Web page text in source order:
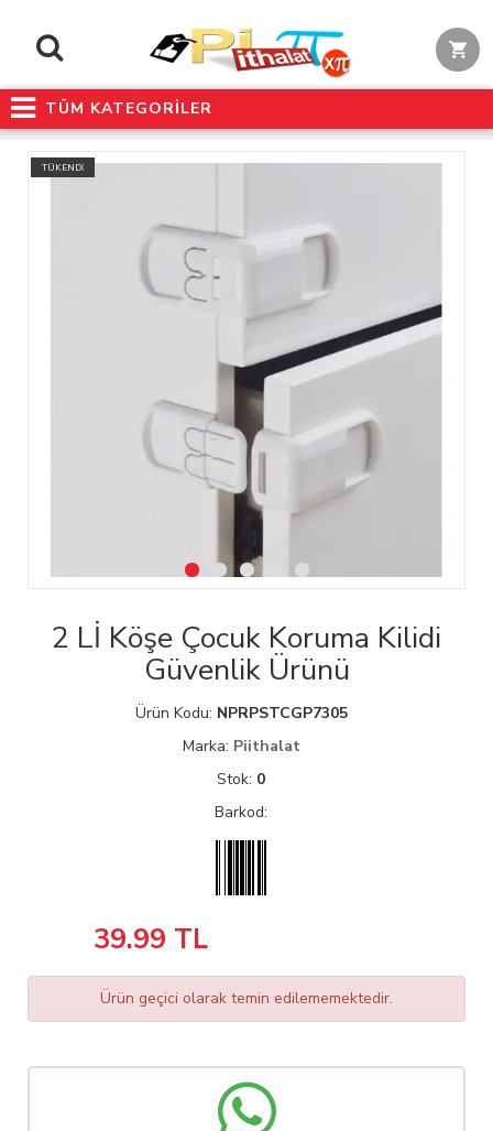
TÜM KATEGORİLER
TÜKENDİ
2 Lİ Köşe Çocuk Koruma Kilidi
Güvenlik Ürünü
Ürün Kodu: NPRPSTCGP7305
Marka: Piithalat
Stok: 0
Barkod:
39.99 TL
Ürün geçici olarak temin edilememektedir.